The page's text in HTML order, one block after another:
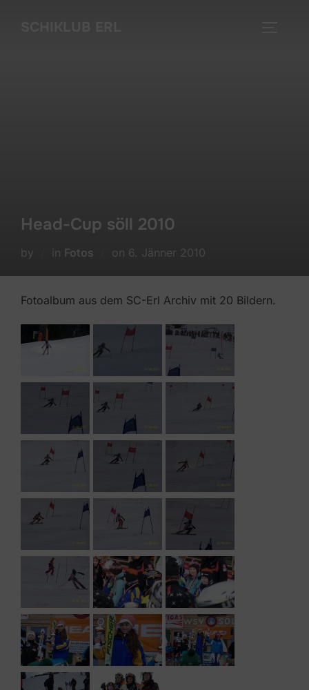
Head-Cup söll 2010
by in Fotos on Posted
6. Jänner 2010
Fotoalbum aus dem SC-Erl Archiv mit 20 Bildern.